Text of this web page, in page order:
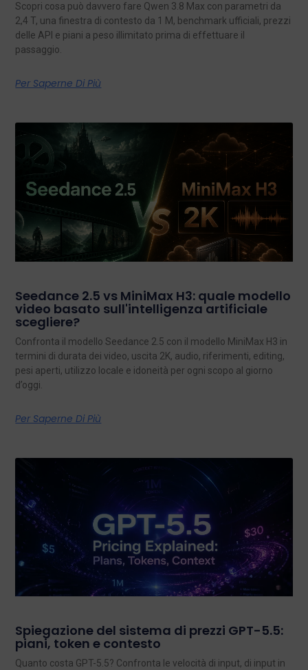
Scopri cosa può davvero fare Qwen 3.8 Max con parametri da
2,4 T, una finestra di contesto da 1 M, benchmark ufficiali, prezzi
delle API e piani a peso illimitato prima di effettuare il
passaggio.
Per Saperne Di Più
Seedance 2.5 vs MiniMax H3: quale modello
video basato sull'intelligenza artificiale
scegliere?
Confronta il modello Seedance 2.5 con il modello MiniMax H3 in
termini di durata dei video, uscita 2K, audio, riferimenti, editing,
pesi aperti, utilizzo locale e idoneità per ogni scopo al giorno
d’oggi.
Per Saperne Di Più
Spiegazione del sistema di prezzi GPT-5.5:
piani, token e contesto
Quanto costa GPT-5.5? Confronta le velocità di input, di input in